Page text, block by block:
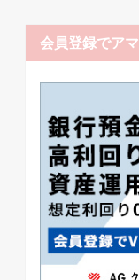
会員登録でア